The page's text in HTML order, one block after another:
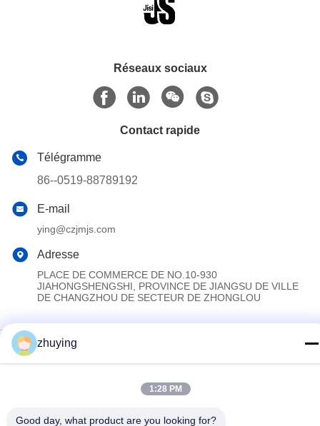
Réseaux sociaux
Contact rapide
Télégramme
86--0519-88789192
E-mail
ying@czjmjs.com
Adresse
PLACE DE COMMERCE DE NO.10-930
JIAHONGSHENGSHI, PROVINCE DE JIANGSU DE VILLE
DE CHANGZHOU DE SECTEUR DE ZHONGLOU
Politique de confidentialité
La Chine est bonne. Qualité Grandes vessies de glace de
refroidisseur Fournisseur. Copyright © 2017-2026 Changzhou jisi
zhuying
1:28 PM
Good day, what product are you looking for?